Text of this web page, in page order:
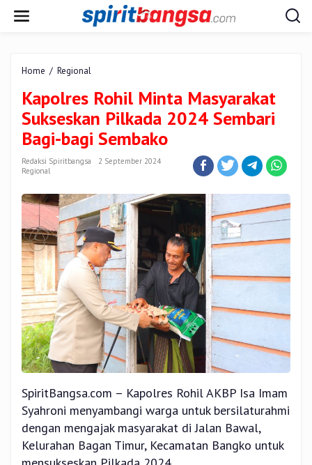
Home / Regional
Minta
Masyarakat
Sukseskan
Pilkada
Sembari
Sembako
Kapolres Rohil Minta Masyarakat
Sukseskan Pilkada 2024 Sembari
Bagi-bagi Sembako
Redaksi Spiritbangsa
2 September 2024
Regional
SpiritBangsa.com – Kapolres Rohil AKBP Isa Imam
Syahroni menyambangi warga untuk bersilaturahmi
dengan mengajak masyarakat di Jalan Bawal,
Kelurahan Bagan Timur, Kecamatan Bangko untuk